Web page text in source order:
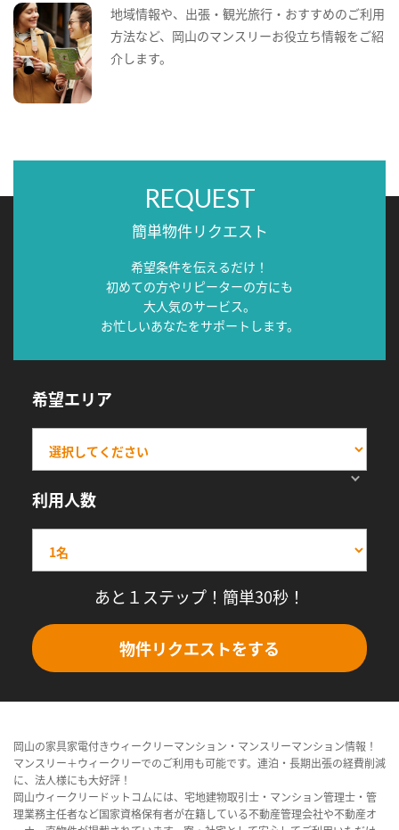
地域情報や、出張・観光旅行・おすすめのご利用
方法など、岡山のマンスリーお役立ち情報をご紹
介します。
REQUEST
簡単物件リクエスト
希望条件を伝えるだけ！
初めての方やリピーターの方にも
大人気のサービス。
お忙しいあなたをサポートします。
希望エリア
利用人数
あと１ステップ！簡単30秒！
物件リクエストをする
岡山の家具家電付きウィークリーマンション・マンスリーマンション情報！
マンスリー＋ウィークリーでのご利用も可能です。連泊・長期出張の経費削減
に、法人様にも大好評！
岡山ウィークリードットコムには、宅地建物取引士・マンション管理士・管
理業務主任者など国家資格保有者が在籍している不動産管理会社や不動産オ